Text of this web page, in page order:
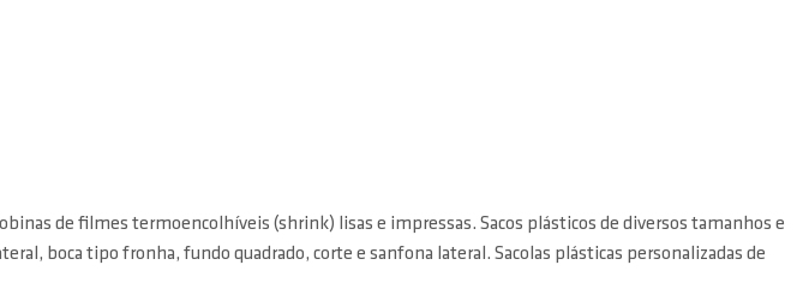
de filmes termoencolhíveis (shrink) lisas e impressas. Sacos plásticos de diversos tamanhos e
boca tipo fronha, fundo quadrado, corte e sanfona lateral. Sacolas plásticas personalizadas de